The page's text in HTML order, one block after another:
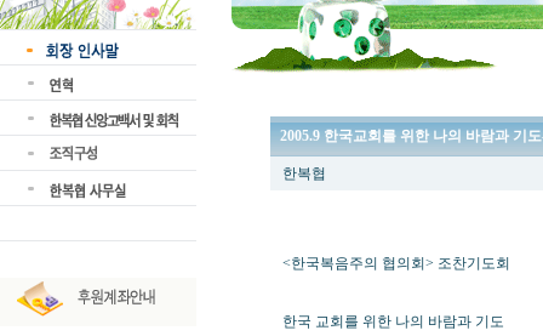
2005.9 한국교회를 위한 나의 바람과 기
한복협
<한국복음주의 협의회> 조찬기도회
한국 교회를 위한 나의 바람과 기도